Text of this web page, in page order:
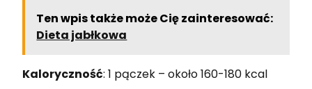
Ten wpis także może Cię zainteresować:
Dieta jabłkowa
Kaloryczność: 1 pączek – około 160-180 kcal